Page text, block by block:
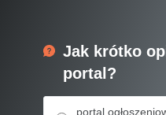
Jak krótko
portal?
portal